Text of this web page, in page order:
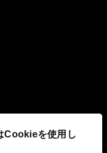
Cookieを使用し